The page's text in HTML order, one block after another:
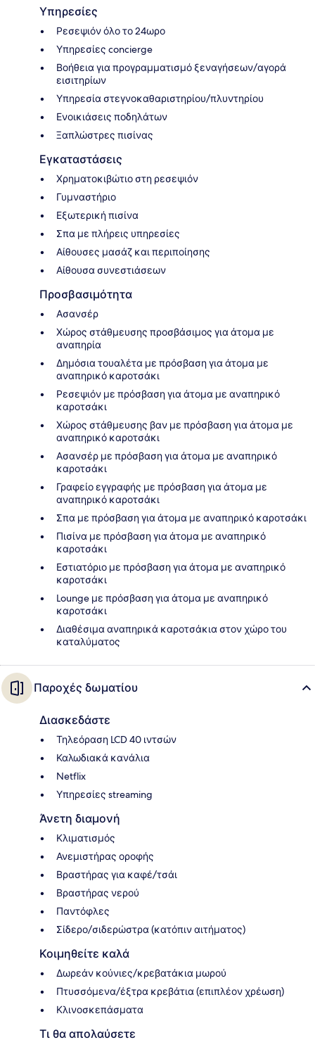
Υπηρεσίες
Ρεσεψιόν όλο το 24ωρο
Υπηρεσίες concierge
Βοήθεια για προγραμματισμό ξεναγήσεων/αγορά
εισιτηρίων
Υπηρεσία στεγνοκαθαριστηρίου/πλυντηρίου
Ενοικιάσεις ποδηλάτων
Ξαπλώστρες πισίνας
Εγκαταστάσεις
Χρηματοκιβώτιο στη ρεσεψιόν
Γυμναστήριο
Εξωτερική πισίνα
Σπα με πλήρεις υπηρεσίες
Αίθουσες μασάζ και περιποίησης
Αίθουσα συνεστιάσεων
Προσβασιμότητα
Ασανσέρ
Χώρος στάθμευσης προσβάσιμος για άτομα με
αναπηρία
Δημόσια τουαλέτα με πρόσβαση για άτομα με
αναπηρικό καροτσάκι
Ρεσεψιόν με πρόσβαση για άτομα με αναπηρικό
καροτσάκι
Χώρος στάθμευσης βαν με πρόσβαση για άτομα με
αναπηρικό καροτσάκι
Ασανσέρ με πρόσβαση για άτομα με αναπηρικό
καροτσάκι
Γραφείο εγγραφής με πρόσβαση για άτομα με
αναπηρικό καροτσάκι
Σπα με πρόσβαση για άτομα με αναπηρικό καροτσάκι
Πισίνα με πρόσβαση για άτομα με αναπηρικό
καροτσάκι
Εστιατόριο με πρόσβαση για άτομα με αναπηρικό
καροτσάκι
Lounge με πρόσβαση για άτομα με αναπηρικό
καροτσάκι
Διαθέσιμα αναπηρικά καροτσάκια στον χώρο του
καταλύματος
Παροχές δωματίου
Διασκεδάστε
Τηλεόραση LCD 40 ιντσών
Καλωδιακά κανάλια
Netflix
Υπηρεσίες streaming
Άνετη διαμονή
Κλιματισμός
Ανεμιστήρας οροφής
Βραστήρας για καφέ/τσάι
Βραστήρας νερού
Παντόφλες
Σίδερο/σιδερώστρα (κατόπιν αιτήματος)
Κοιμηθείτε καλά
Δωρεάν κούνιες/κρεβατάκια μωρού
Πτυσσόμενα/έξτρα κρεβάτια (επιπλέον χρέωση)
Κλινοσκεπάσματα
Τι θα απολαύσετε